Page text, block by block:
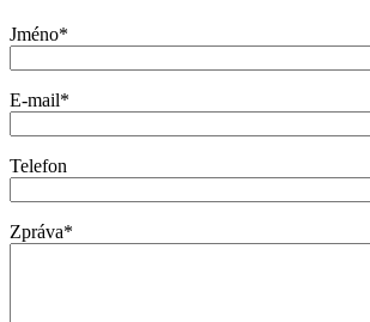
Jméno*
E-mail*
Telefon
Zpráva*